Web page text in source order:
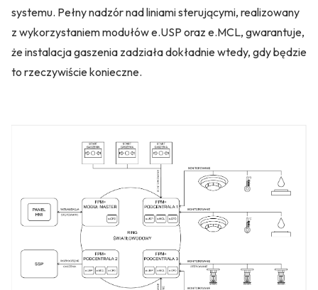
systemu. Pełny nadzór nad liniami sterującymi, realizowany
z wykorzystaniem modułów e.USP oraz e.MCL, gwarantuje,
że instalacja gaszenia zadziała dokładnie wtedy, gdy będzie
to rzeczywiście konieczne.